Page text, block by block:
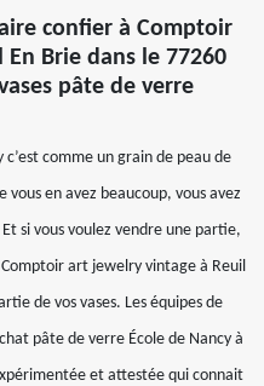
confier à Comptoir
Brie dans le 77260
pâte de verre
c’est comme un grain de peau de
vous en avez beaucoup, vous avez
si vous voulez vendre une partie,
art jewelry vintage à Reuil
de vos vases. Les équipes de
pâte de verre École de Nancy à
et attestée qui connait